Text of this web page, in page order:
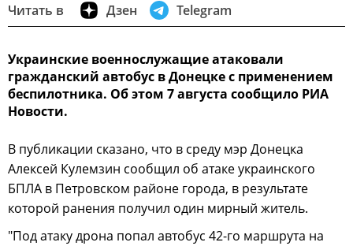
Читать в Дзен Telegram
Украинские военнослужащие атаковали
гражданский автобус в Донецке с применением
беспилотника. Об этом 7 августа сообщило РИА
Новости.
В публикации сказано, что в среду мэр Донецка
Алексей Кулемзин сообщил об атаке украинского
БПЛА в Петровском районе города, в результате
которой ранения получил один мирный житель.
"Под атаку дрона попал автобус 42-го маршрута на